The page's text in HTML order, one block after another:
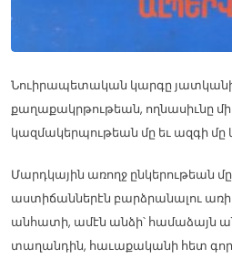
Նուիրապետական կարգը
քաղաքակրթութեան, ողնասիւնը
կազմակերպութեան մը եւ ազգի մը
Մարդկային առողջ ընկերութեան
աստիճաններէն բարձրանալու
անհատի, ամէն անձի՝ համաձայն
տաղանդին, հաւաքականի հետ